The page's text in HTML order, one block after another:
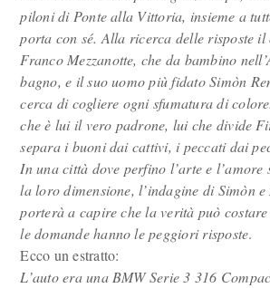
piloni di Ponte alla Vittoria, insieme a
porta con sé. Alla ricerca delle risposte il
Franco Mezzanotte, che da bambino
bagno, e il suo uomo più fidato Simòn
cerca di cogliere ogni sfumatura di
che è lui il vero padrone, lui che divide
separa i buoni dai cattivi, i peccati dai
In una città dove perfino l’arte e l’amore
la loro dimensione, l’indagine di Simòn e
porterà a capire che la verità può
le domande hanno le peggiori risposte.
Ecco un estratto:
L’auto era una BMW Serie 3 316